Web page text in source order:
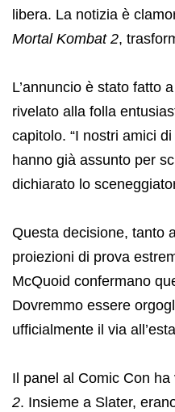
libera. La notizia è
Mortal Kombat 2,
L’annuncio è stato fatto
rivelato alla folla
capitolo. “I nostri amici
hanno già assunto per
dichiarato lo
Questa decisione, tanto
proiezioni di prova
McQuoid confermano
Dovremmo essere
ufficialmente il via
Il panel al Comic Con
2. Insieme a Slater,